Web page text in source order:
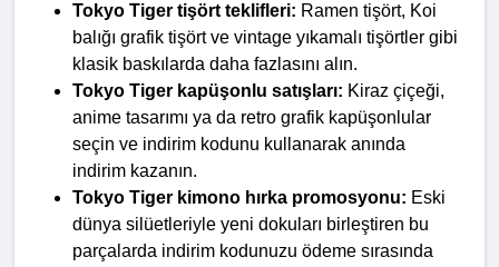
Tokyo Tiger tişört teklifleri: Ramen tişört, Koi
balığı grafik tişört ve vintage yıkamalı tişörtler gibi
klasik baskılarda daha fazlasını alın.
Tokyo Tiger kapüşonlu satışları: Kiraz çiçeği,
anime tasarımı ya da retro grafik kapüşonlular
seçin ve indirim kodunu kullanarak anında
indirim kazanın.
Tokyo Tiger kimono hırka promosyonu: Eski
dünya silüetleriyle yeni dokuları birleştiren bu
parçalarda indirim kodunuzu ödeme sırasında